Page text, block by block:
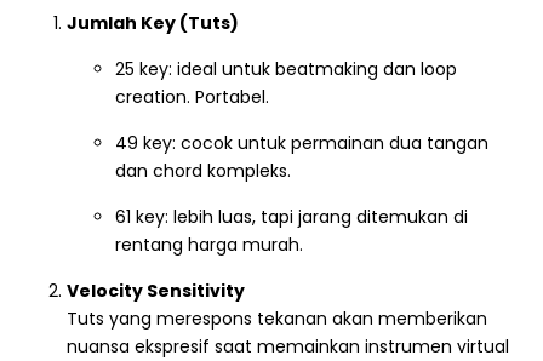
Jumlah Key (Tuts)
25 key: ideal untuk beatmaking dan loop
creation. Portabel.
49 key: cocok untuk permainan dua tangan
dan chord kompleks.
61 key: lebih luas, tapi jarang ditemukan di
rentang harga murah.
Velocity Sensitivity
Tuts yang merespons tekanan akan memberikan
nuansa ekspresif saat memainkan instrumen virtual